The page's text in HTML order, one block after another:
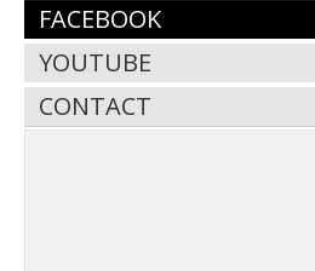
FACEBOOK
YOUTUBE
CONTACT